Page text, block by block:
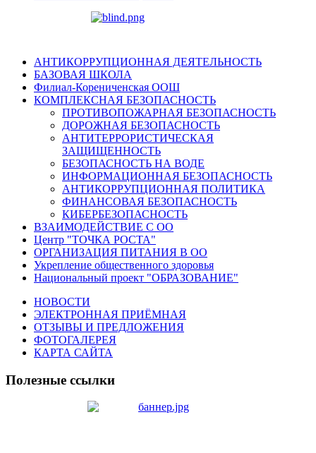
АНТИКОРРУПЦИОННАЯ ДЕЯТЕЛЬНОСТЬ
БАЗОВАЯ ШКОЛА
Филиал-Корениченская ООШ
КОМПЛЕКСНАЯ БЕЗОПАСНОСТЬ
ПРОТИВОПОЖАРНАЯ БЕЗОПАСНОСТЬ
ДОРОЖНАЯ БЕЗОПАСНОСТЬ
АНТИТЕРРОРИСТИЧЕСКАЯ
ЗАЩИЩЕННОСТЬ
БЕЗОПАСНОСТЬ НА ВОДЕ
ИНФОРМАЦИОННАЯ БЕЗОПАСНОСТЬ
АНТИКОРРУПЦИОННАЯ ПОЛИТИКА
ФИНАНСОВАЯ БЕЗОПАСНОСТЬ
КИБЕРБЕЗОПАСНОСТЬ
ВЗАИМОДЕЙСТВИЕ С ОО
Центр "ТОЧКА РОСТА"
ОРГАНИЗАЦИЯ ПИТАНИЯ В ОО
Укрепление общественного здоровья
Национальный проект "ОБРАЗОВАНИЕ"
НОВОСТИ
ЭЛЕКТРОННАЯ ПРИЁМНАЯ
ОТЗЫВЫ И ПРЕДЛОЖЕНИЯ
ФОТОГАЛЕРЕЯ
КАРТА САЙТА
Полезные ссылки